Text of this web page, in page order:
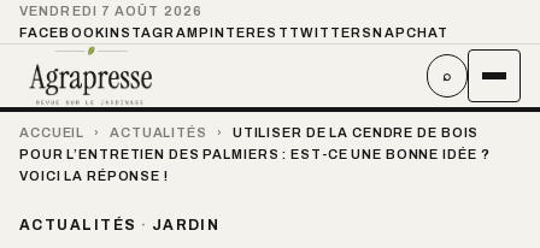
VENDREDI 7 AOÛT 2026
FACEBOOKINSTAGRAMPINTEREST TWITTER SNAPCHAT
⌕
ACCUEIL › ACTUALITÉS ›
UTILISER DE LA CENDRE DE BOIS
POUR L’ENTRETIEN DES PALMIERS : EST-CE UNE BONNE IDÉE ?
VOICI LA RÉPONSE !
ACTUALITÉS · JARDIN